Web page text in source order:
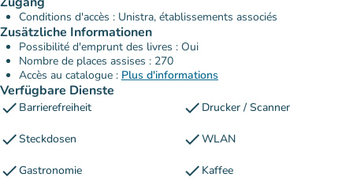
Conditions d'accès : Unistra, établissements associés
Zusätzliche Informationen
Possibilité d'emprunt des livres : Oui
Nombre de places assises : 270
Accès au catalogue : Plus d'informations
Verfügbare Dienste
check Barrierefreiheit check Drucker / Scanner
checkSteckdosen checkWLAN
checkGastronomie check Kaffee